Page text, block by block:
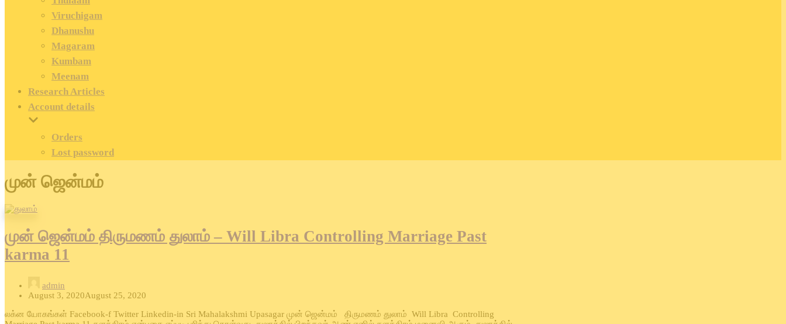
Viruchigam
Dhanushu
Magaram
Kumbam
Meenam
Research Articles
Account details
Orders
Lost password
முன் ஜென்மம்
முன் ஜென்மம் திருமணம் துலாம் – Will Libra Controlling Marriage Past
karma 11
admin
August 3, 2020August 25, 2020
லக்ன யோகங்கள் Facebook-f Twitter Linkedin-in Sri Mahalakshmi Upasagar முன் ஜென்மம் திருமணம் துலாம் Will Libra Controlling